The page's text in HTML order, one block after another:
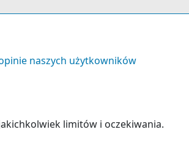
naszych użytkowników
limitów i oczekiwania.